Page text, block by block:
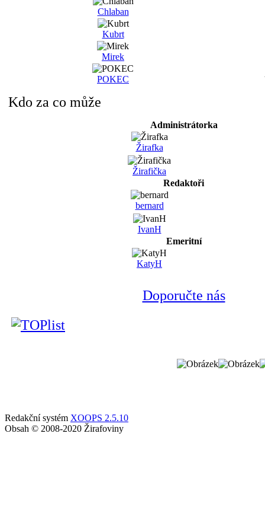
Chlaban
Kubrt
Mirek
POKEC
Kdo za co může
Administrátorka
Žirafka
Žirafička
Redaktoři
bernard
IvanH
Emeritní
KatyH
Doporučte nás
Redakční systém XOOPS 2.5.10
Obsah © 2008-2020 Žirafoviny